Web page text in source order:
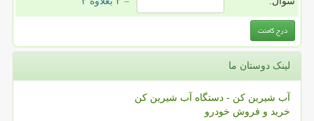
لینک دوستان ما
آب شیرین کن - دستگاه آب شیرین کن
خرید و فروش خودرو